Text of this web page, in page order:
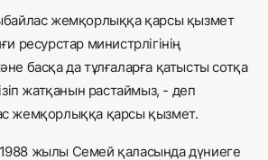
жемқорлыққа қарсы қызмет
ресурстар министрлігінің
басқа да тұлғаларға қатысты сотқа
жатқанын растаймыз, - деп
жемқорлыққа қарсы қызмет.
1988 жылы Семей қаласында дүниеге